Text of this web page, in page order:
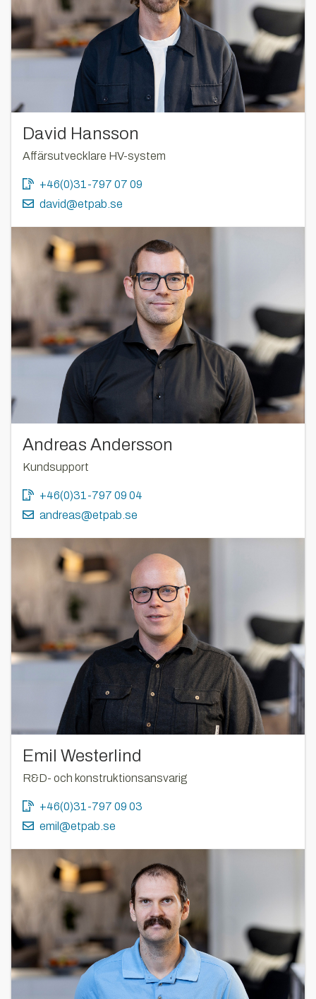
David Hansson
Affärsutvecklare HV-system
+46(0)31-797 07 09
david@etpab.se
Andreas Andersson
Kundsupport
+46(0)31-797 09 04
andreas@etpab.se
Emil Westerlind
R&D- och konstruktionsansvarig
+46(0)31-797 09 03
emil@etpab.se